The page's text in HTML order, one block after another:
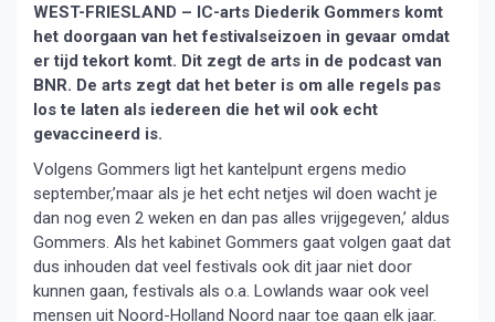
WEST-FRIESLAND – IC-arts Diederik Gommers komt
het doorgaan van het festivalseizoen in gevaar omdat
er tijd tekort komt. Dit zegt de arts in de podcast van
BNR. De arts zegt dat het beter is om alle regels pas
los te laten als iedereen die het wil ook echt
gevaccineerd is.
Volgens Gommers ligt het kantelpunt ergens medio
september,’maar als je het echt netjes wil doen wacht je
dan nog even 2 weken en dan pas alles vrijgegeven,’ aldus
Gommers. Als het kabinet Gommers gaat volgen gaat dat
dus inhouden dat veel festivals ook dit jaar niet door
kunnen gaan, festivals als o.a. Lowlands waar ook veel
mensen uit Noord-Holland Noord naar toe gaan elk jaar.